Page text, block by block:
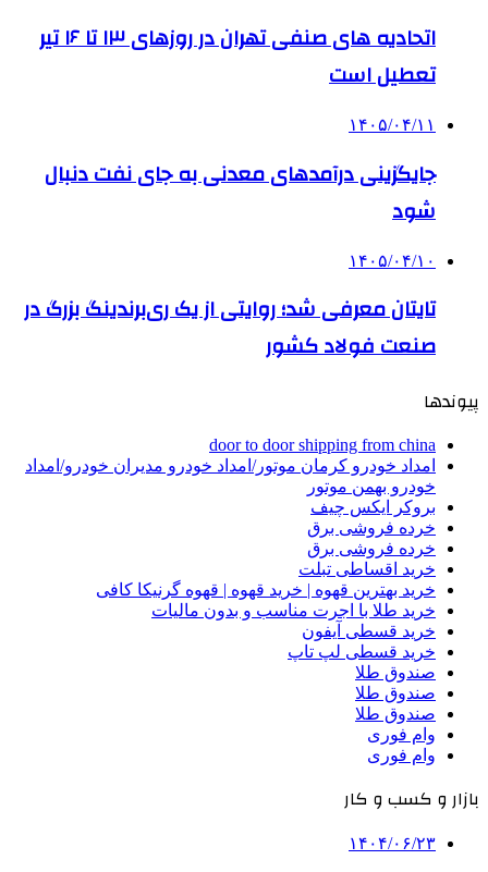
اتحادیه های صنفی تهران در روزهای ۱۳ تا ۱۶ تیر
تعطیل است
۱۴۰۵/۰۴/۱۱
جایگزینی درآمدهای معدنی به جای نفت دنبال
شود
۱۴۰۵/۰۴/۱۰
تایتان معرفی شد؛ روایتی از یک ری‌برندینگ بزرگ در
صنعت فولاد کشور
پیوندها
door to door shipping from china
امداد خودرو کرمان موتور/امداد خودرو مدیران خودرو/امداد
خودرو بهمن موتور
بروکر ایکس چیف
خرده فروشی برق
خرده فروشی برق
خرید اقساطی تبلت
خرید بهترین قهوه | خرید قهوه | قهوه گرنیکا کافی
خرید طلا با اجرت مناسب و بدون مالیات
خرید قسطی آیفون
خرید قسطی لپ تاپ
صندوق طلا
صندوق طلا
صندوق طلا
وام فوری
وام فوری
بازار و کسب و کار
۱۴۰۴/۰۶/۲۳